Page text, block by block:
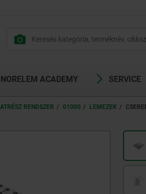
NORELEM ACADEMY SERVICE
RENDSZER 01000 LEMEZEK